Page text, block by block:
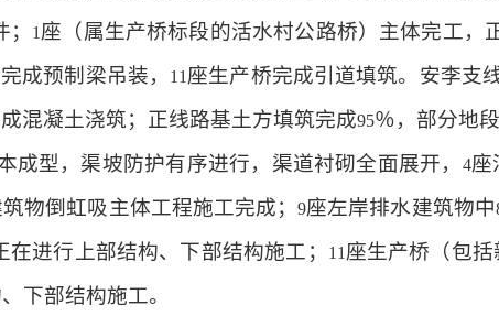
1 座（属生产桥标段的活水村公路桥）主体完工，
成预制梁吊装， 11 座生产桥完成引道填筑。安李支
混凝土浇筑；正线路基土方填筑完成95％，部分地
成型，渠坡防护有序进行，渠道衬砌全面展开，
4座
物倒虹吸主体工程施工完成；9座左岸排水建筑物中
在进行上部结构、下部结构施工； 11 座生产桥（包
下部结构施工。